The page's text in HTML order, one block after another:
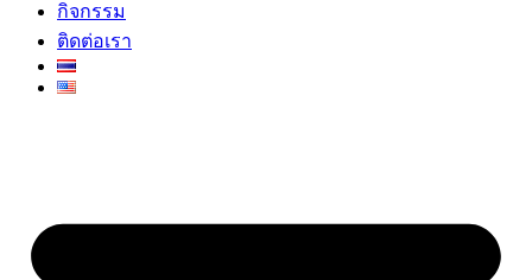
กิจกรรม
ติดต่อเรา